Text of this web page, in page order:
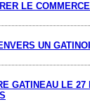
LE
UN
GATINEAU LE